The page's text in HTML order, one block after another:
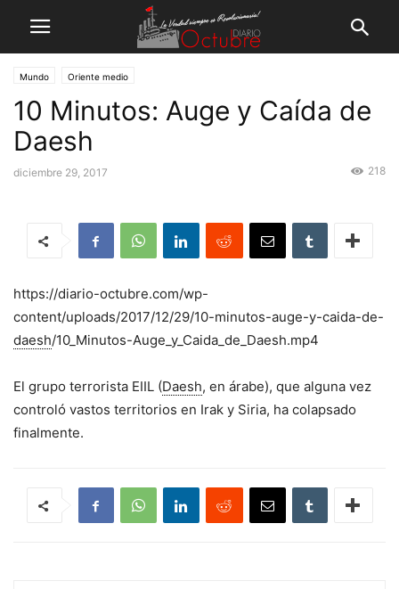
Mundo Oriente medio
10 Minutos: Auge y Caída de
Daesh
diciembre 29, 2017 218
https://diario-octubre.com/wp-
content/uploads/2017/12/29/10-minutos-auge-y-caida-de-
daesh/10_Minutos-Auge_y_Caida_de_Daesh.mp4
El grupo terrorista EIIL (Daesh, en árabe), que alguna vez
controló vastos territorios en Irak y Siria, ha colapsado
finalmente.